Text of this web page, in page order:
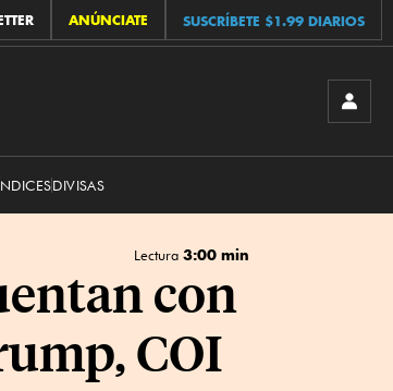
ANÚNCIATE SUSCRÍBETE $1.99 DIARIOS
DIVISAS
Lectura 3:00 min
con
COI